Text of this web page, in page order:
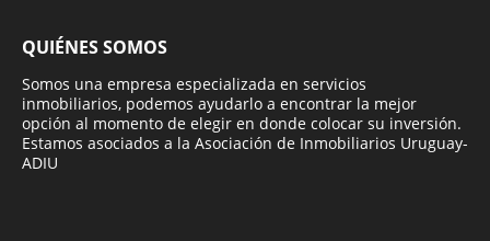
QUIÉNES SOMOS
Somos una empresa especializada en servicios
inmobiliarios, podemos ayudarlo a encontrar la mejor
opción al momento de elegir en donde colocar su inversión.
Estamos asociados a la Asociación de Inmobiliarios Uruguay-
ADIU